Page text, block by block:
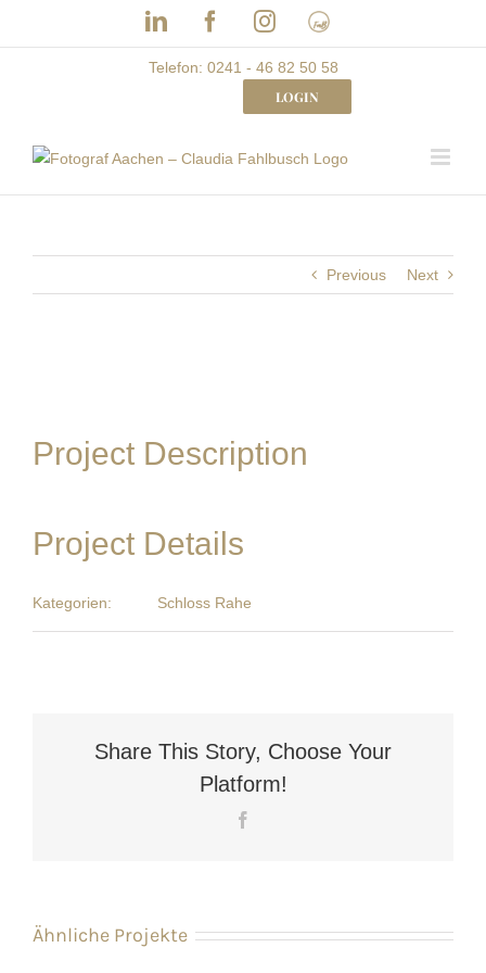
LinkedInFacebookInstagram
Frau
mit
Bizz
Telefon: 0241 - 46 82 50 58
LOGIN
Previous Next
Project Description
Project Details
Kategorien: Schloss Rahe
Share This Story, Choose Your
Platform!
Ähnliche Projekte